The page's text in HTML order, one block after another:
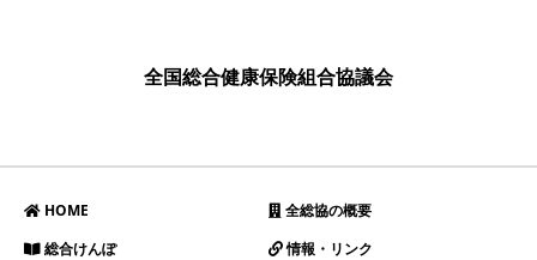
全国総合健康保険組合協議会
HOME
全総協の概要
総合けんぽ
情報・リンク